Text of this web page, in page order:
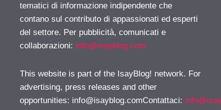
tematici di informazione indipendente che
contano sul contributo di appassionati ed esperti
del settore. Per pubblicità, comunicati e
collaborazioni: info@isayblog.com
This website is part of the IsayBlog! network. For
advertising, press releases and other
opportunities: info@isayblog.comContattaci: